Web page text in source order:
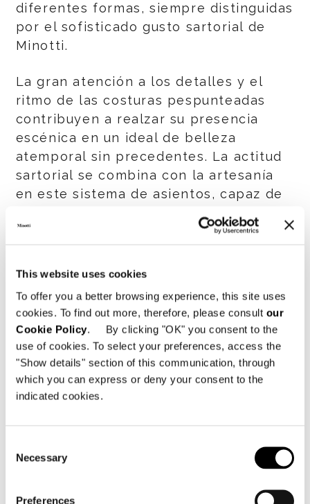
This website uses cookies
To offer you a better browsing experience, this site uses
cookies. To find out more, therefore, please consult our
Cookie Policy. By clicking "OK" you consent to the
use of cookies. To select your preferences, access the
"Show details" section of this communication, through
which you can express or deny your consent to the
indicated cookies.
Selection
Necessary
Preferences
diferentes formas, siempre distinguidas
por el sofisticado gusto sartorial de
Minotti.
La gran atención a los detalles y el
ritmo de las costuras pespunteadas
contribuyen a realzar su presencia
escénica en un ideal de belleza
atemporal sin precedentes. La actitud
sartorial se combina con la artesanía
en este sistema de asientos, capaz de
riguroso y sin reposabrazos, realzado
profundidad del saber hacer de la
marca, capaz de hacer
extremadamente cómodos incluso los
asientos más esculturales,
comoTwiggy.
sistema modular, semicircular o en isla,
esta familia de asientos crea un nuevo